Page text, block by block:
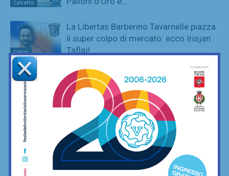
Calcetto
Calcio
La Libertas Barberino Tavarnelle piazza
il super colpo di mercato: ecco Irisjan
Taflaj!
Nuoto
“Aqua Camp” alla Piscina del Chianti:
ultimi giorni di luglio poi… tutti pronti
per quelli di settembre!